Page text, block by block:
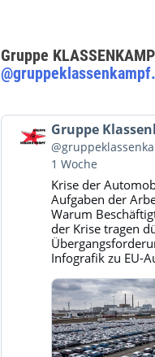
Gruppe
Beitrag
von
Gruppe
Klassenkampf
Bluesky
ansehen
Gruppe
1 Woche
Krise der
Aufgaben der
Warum
der Krise tragen
Infografik zu EU-